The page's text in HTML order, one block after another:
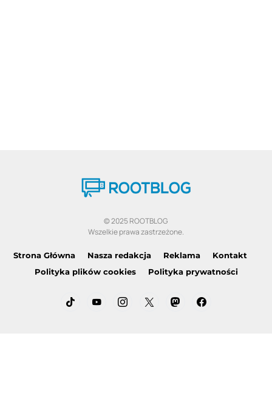
© 2025 ROOTBLOG
Wszelkie prawa zastrzeżone.
Strona Główna Nasza redakcja Reklama
Kontakt
Polityka plików cookies
Polityka prywatności